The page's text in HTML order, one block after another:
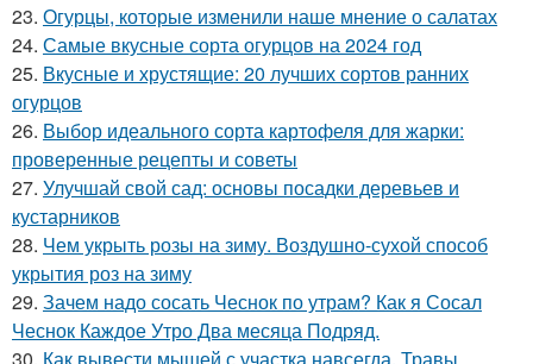
23. Огурцы, которые изменили наше мнение о салатах
24. Самые вкусные сорта огурцов на 2024 год
25. Вкусные и хрустящие: 20 лучших сортов ранних
огурцов
26. Выбор идеального сорта картофеля для жарки:
проверенные рецепты и советы
27. Улучшай свой сад: основы посадки деревьев и
кустарников
28. Чем укрыть розы на зиму. Воздушно-сухой способ
укрытия роз на зиму
29. Зачем надо сосать Чеснок по утрам? Как я Сосал
Чеснок Каждое Утро Два месяца Подряд.